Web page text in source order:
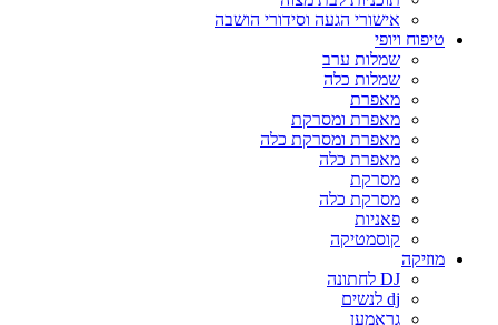
אישורי הגעה וסידורי הושבה
טיפוח ויופי
שמלות ערב
שמלות כלה
מאפרת
מאפרת ומסרקת
מאפרת ומסרקת כלה
מאפרת כלה
מסרקת
מסרקת כלה
פאניות
קוסמטיקה
מוזיקה
DJ לחתונה
dj לנשים
גראמען